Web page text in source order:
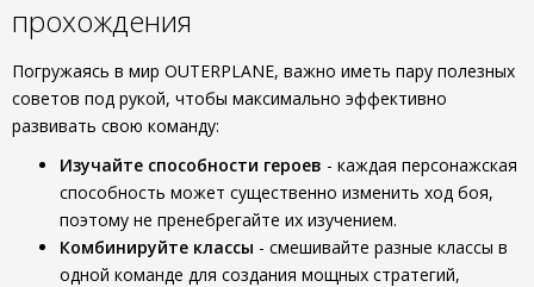
прохождения
Погружаясь в мир OUTERPLANE, важно иметь пару полезных
советов под рукой, чтобы максимально эффективно
развивать свою команду:
Изучайте способности героев - каждая персонажская
способность может существенно изменить ход боя,
поэтому не пренебрегайте их изучением.
Комбинируйте классы - смешивайте разные классы в
одной команде для создания мощных стратегий,